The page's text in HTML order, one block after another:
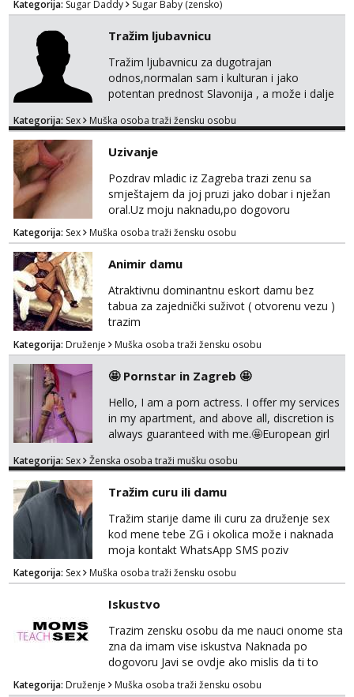
ugodno, opušteno i uzajamno korisno
druženje – bez lažnih obećanja i s puno
iskrenosti. Nisam prostitutka, niti želim biti –
ne zanima me “posao”, već odnos temeljen
na međusobnom poštovanju, povjerenju i
pažnji. Voli...
Kategorija: Sugar Daddy Sugar Baby (zensko)
Tražim ljubavnicu
Tražim ljubavnicu za dugotrajan
odnos,normalan sam i kulturan i jako
potentan prednost Slavonija , a može i dalje
ozbiljne žene koje su se našle u mom oglasu.
Kategorija: Sex Muška osoba traži žensku osobu
Uzivanje
Pozdrav mladic iz Zagreba trazi zenu sa
smještajem da joj pruzi jako dobar i nježan
oral.Uz moju naknadu,po dogovoru
.Diskrecija osigurana.
Kategorija: Sex Muška osoba traži žensku osobu
Animir damu
Atraktivnu dominantnu eskort damu bez
tabua za zajednički suživot ( otvorenu vezu )
trazim
Kategorija: Druženje Muška osoba traži žensku osobu
🤩 Pornstar in Zagreb 🤩
Hello, I am a porn actress. I offer my services
in my apartment, and above all, discretion is
always guaranteed with me.🤩European girl
sex,domination,and oral with condom cause
also my own health 😘 i dont do anal or
kissing
Kategorija: Sex Ženska osoba traži mušku osobu
Tražim curu ili damu
Tražim starije dame ili curu za druženje sex
kod mene tebe ZG i okolica može i naknada
moja kontakt WhatsApp SMS poziv
Kategorija: Sex Muška osoba traži žensku osobu
Iskustvo
Trazim zensku osobu da me nauci onome sta
zna da imam vise iskustva Naknada po
dogovoru Javi se ovdje ako mislis da ti to
mozes
Kategorija: Druženje Muška osoba traži žensku osobu